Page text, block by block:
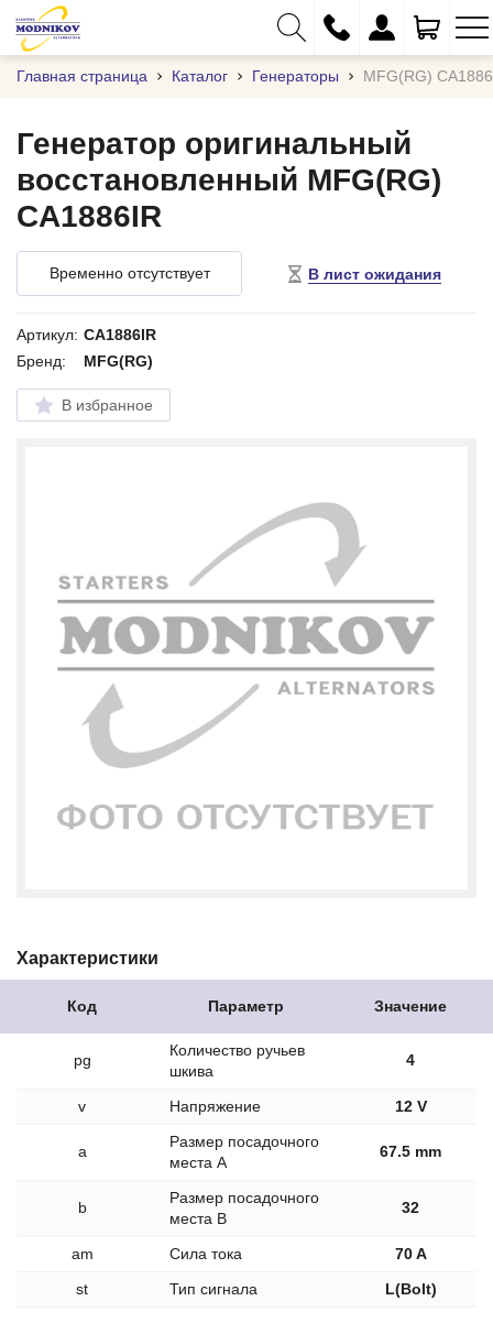
+375 (29) 333-01-01
+375 (29) 262-61-18
info@modnikov.com
Главная страница Каталог Генераторы MFG(RG)
Временно отсутствует В лист ожидания
Генератор оригинальный
восстановленный MFG(RG)
CA1886IR
Артикул: CA1886IR
Бренд:
MFG(RG)
В избранное
Характеристики
Код Параметр Значение
pg
Количество ручьев
шкива
4
v Напряжение 12 V
a
Размер посадочного
места A
67.5 mm
b
Размер посадочного
места B
32
am Сила тока
70 A
st
Тип сигнала L(Bolt)